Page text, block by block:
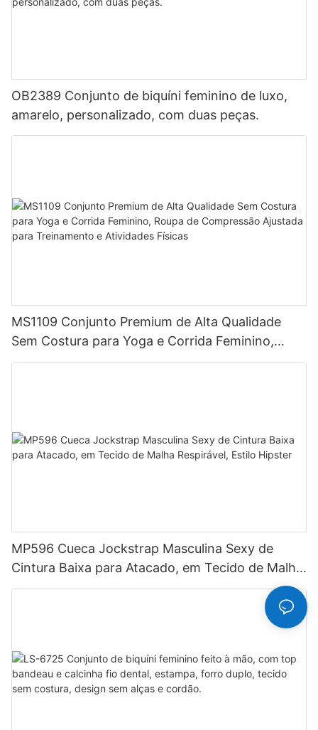
OB2389 Conjunto de biquíni feminino de luxo,
amarelo, personalizado, com duas peças.
MS1109 Conjunto Premium de Alta Qualidade
Sem Costura para Yoga e Corrida Feminino,
Roupa de Compressão Ajustada para
MP596 Cueca Jockstrap Masculina Sexy de
Cintura Baixa para Atacado, em Tecido de Malha
Respirável, Estilo Hipster